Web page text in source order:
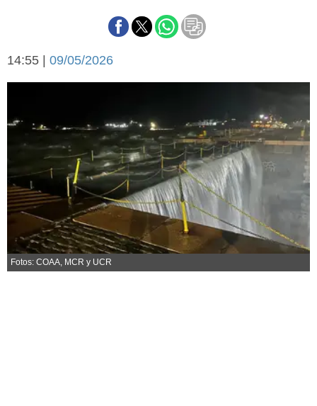
Aplausos
Cines
Economía y campo
Sociedad y tiempo
libre
Tecnología
Turismo
Salud
Es viral
El tiempo
Fúnebres
Clasificados
Horóscopo
14:55 | 09/05/2026
Fotos: COAA, MCR y UCR